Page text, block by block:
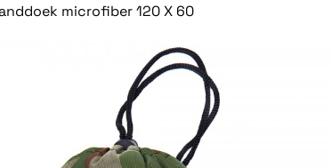
microfiber 120 X 60